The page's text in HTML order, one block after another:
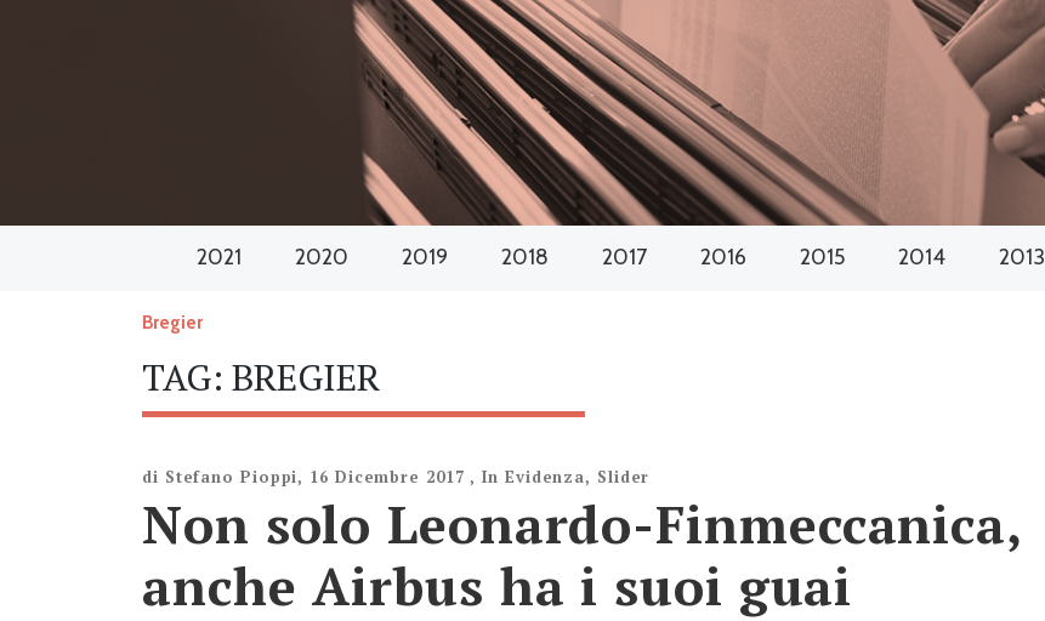
2021 2020 2019 2018 2017 2016 2015 2014 2013
Bregier
TAG: BREGIER
di Stefano Pioppi, 16 Dicembre 2017 ,In Evidenza, Slider
Non solo Leonardo-Finmeccanica,
anche Airbus ha i suoi guai